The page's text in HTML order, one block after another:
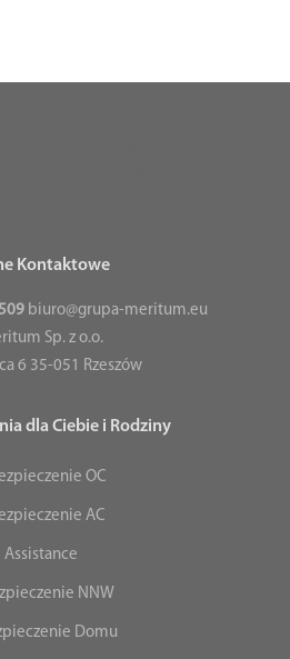
Kontaktowe
biuro@grupa-meritum.eu
Sp. z o.o.
6 35-051 Rzeszów
dla Ciebie i Rodziny
OC
AC
Assistance
NNW
Domu